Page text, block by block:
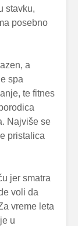
stavku,
posebno
a
spa
te fitnes
Najviše se
pristalica
jer smatra
voli da
vreme leta
u